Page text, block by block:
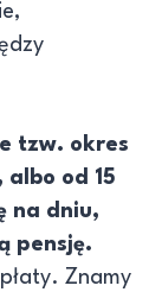
tzw. okres
albo od 15
na dniu,
pensję.
Znamy